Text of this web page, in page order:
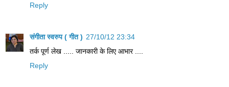
Reply
संगीता स्वरुप ( गीत ) 27/10/12 23:34
तर्क पूर्ण लेख ..... जानकारी के लिए आभार ....
Reply